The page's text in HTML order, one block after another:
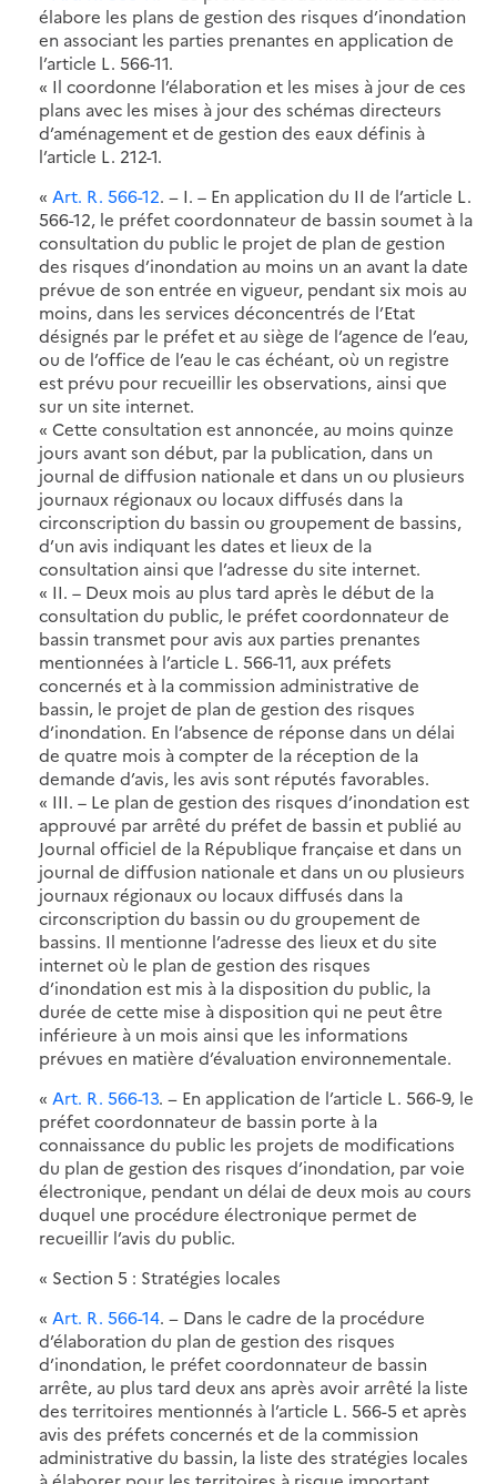
élabore les plans de gestion des risques d’inondation
en associant les parties prenantes en application de
l’article L. 566-11.
« Il coordonne l’élaboration et les mises à jour de ces
plans avec les mises à jour des schémas directeurs
d’aménagement et de gestion des eaux définis à
l’article L. 212-1.
« Art. R. 566-12. − I. – En application du II de l’article L.
566-12, le préfet coordonnateur de bassin soumet à la
consultation du public le projet de plan de gestion
des risques d’inondation au moins un an avant la date
prévue de son entrée en vigueur, pendant six mois au
moins, dans les services déconcentrés de l’Etat
désignés par le préfet et au siège de l’agence de l’eau,
ou de l’office de l’eau le cas échéant, où un registre
est prévu pour recueillir les observations, ainsi que
sur un site internet.
« Cette consultation est annoncée, au moins quinze
jours avant son début, par la publication, dans un
journal de diffusion nationale et dans un ou plusieurs
journaux régionaux ou locaux diffusés dans la
circonscription du bassin ou groupement de bassins,
d’un avis indiquant les dates et lieux de la
consultation ainsi que l’adresse du site internet.
« II. – Deux mois au plus tard après le début de la
consultation du public, le préfet coordonnateur de
bassin transmet pour avis aux parties prenantes
mentionnées à l’article L. 566-11, aux préfets
concernés et à la commission administrative de
bassin, le projet de plan de gestion des risques
d’inondation. En l’absence de réponse dans un délai
de quatre mois à compter de la réception de la
demande d’avis, les avis sont réputés favorables.
« III. – Le plan de gestion des risques d’inondation est
approuvé par arrêté du préfet de bassin et publié au
Journal officiel de la République française et dans un
journal de diffusion nationale et dans un ou plusieurs
journaux régionaux ou locaux diffusés dans la
circonscription du bassin ou du groupement de
bassins. Il mentionne l’adresse des lieux et du site
internet où le plan de gestion des risques
d’inondation est mis à la disposition du public, la
durée de cette mise à disposition qui ne peut être
inférieure à un mois ainsi que les informations
prévues en matière d’évaluation environnementale.
« Art. R. 566-13. − En application de l’article L. 566-9, le
préfet coordonnateur de bassin porte à la
connaissance du public les projets de modifications
du plan de gestion des risques d’inondation, par voie
électronique, pendant un délai de deux mois au cours
duquel une procédure électronique permet de
recueillir l’avis du public.
« Section 5 : Stratégies locales
« Art. R. 566-14. − Dans le cadre de la procédure
d’élaboration du plan de gestion des risques
d’inondation, le préfet coordonnateur de bassin
arrête, au plus tard deux ans après avoir arrêté la liste
des territoires mentionnés à l’article L. 566-5 et après
avis des préfets concernés et de la commission
administrative du bassin, la liste des stratégies locales